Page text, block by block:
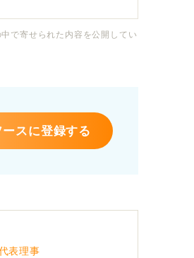
もあれば、ぜひ参考
で寄せられた内容を公開してい
スに登録する
表理事